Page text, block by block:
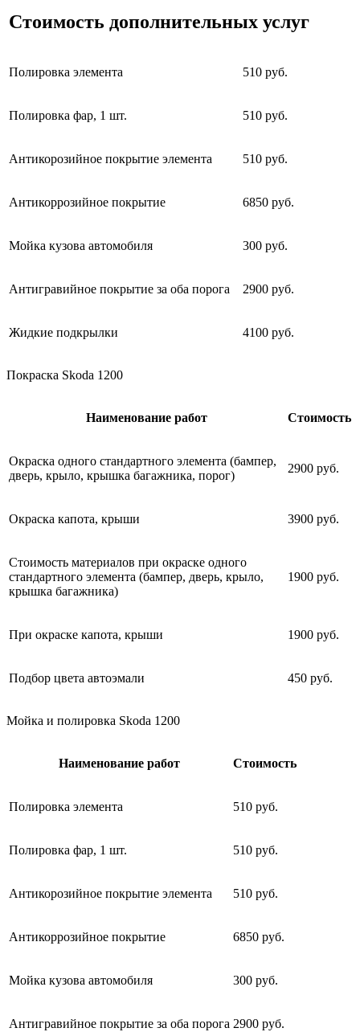
Стоимость дополнительных услуг
Полировка элемента 510 руб.
Полировка фар, 1 шт. 510 руб.
Антикорозийное покрытие элемента 510 руб.
Антикоррозийное покрытие 6850 руб.
Мойка кузова автомобиля 300 руб.
Антигравийное покрытие за оба порога 2900 руб.
Жидкие подкрылки 4100 руб.
Покраска Skoda 1200
Наименование работ Стоимость
Окраска одного стандартного элемента (бампер,
дверь, крыло, крышка багажника, порог)
2900 руб.
Окраска капота, крыши 3900 руб.
Стоимость материалов при окраске одного
стандартного элемента (бампер, дверь, крыло,
крышка багажника)
1900 руб.
При окраске капота, крыши 1900 руб.
Подбор цвета автоэмали 450 руб.
Мойка и полировка Skoda 1200
Наименование работ Стоимость
Полировка элемента 510 руб.
Полировка фар, 1 шт. 510 руб.
Антикорозийное покрытие элемента 510 руб.
Антикоррозийное покрытие 6850 руб.
Мойка кузова автомобиля 300 руб.
Антигравийное покрытие за оба порога 2900 руб.